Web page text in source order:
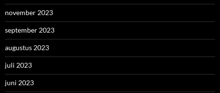
november 2023
september 2023
augustus 2023
juli 2023
juni 2023